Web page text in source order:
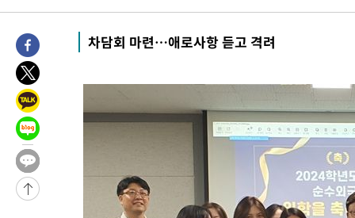
9분 전 >여수 오동도 해상서 모터보트 전복…1명 사망·1명 실종
1시간 전 >
극한폭염 한풀 꺾이지만…'낮 최고 35도' 무더위, 열대야 계속[다
날씨]
2시간 전 >
축구협회 "압수수색·성접대 논란 사과…쇄신의 기회로 삼겠다"
2시간 전 >
5시간 전 >
'최고 37도' 폭염 지속…강원동해안 최대 150㎜ 비
7시간 전 >
[속보]뉴욕증시 상승 마감…S&P 0.6% 나스닥 1.3%↑
-24268초 전 >
[속보]與최고위원 제주·인천 순회경선…박선원·최민희·서미
한민수·김용 순
-24221초 전 >
[속보]김민석, 與 전대 당원투표 누적 득표율 45.42%로 1위…
청래 44.56%
-23503초 전 >
[속보]與 대표 경선 제주·인천 당원투표…金 47.75%·鄭
42.08%·宋 10.17%이강인 "아틀레티코 이적 기뻐…등번호 7번 의미보단 팀 위해
차담회 마련…애로사항 듣고 격려